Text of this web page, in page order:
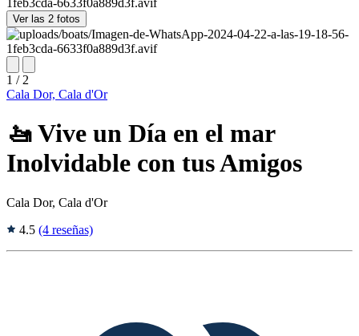
Ver las 2 fotos
1 / 2
Cala Dor, Cala d'Or
🚤 Vive un Día en el mar
Inolvidable con tus Amigos
Cala Dor, Cala d'Or
4.5 (4 reseñas)